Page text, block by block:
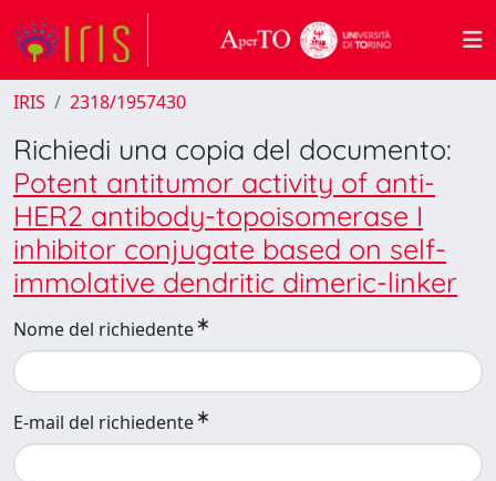
IRIS 2318/1957430
Richiedi una copia del documento:
Potent antitumor activity of anti-
HER2 antibody-topoisomerase I
inhibitor conjugate based on self-
immolative dendritic dimeric-linker
Nome del richiedente
E-mail del richiedente